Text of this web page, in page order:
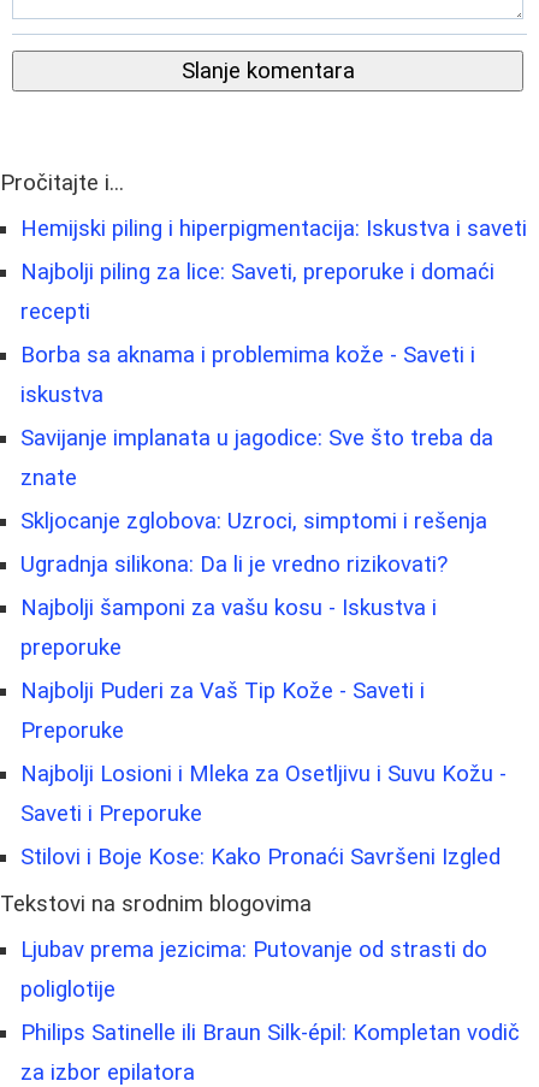
Slanje komentara
Pročitajte i...
Hemijski piling i hiperpigmentacija: Iskustva i saveti
Najbolji piling za lice: Saveti, preporuke i domaći
recepti
Borbа sa aknama i problemima kože - Saveti i
iskustva
Savijanje implanata u jagodice: Sve što treba da
znate
Skljocanje zglobova: Uzroci, simptomi i rešenja
Ugradnja silikona: Da li je vredno rizikovati?
Najbolji šamponi za vašu kosu - Iskustva i
preporuke
Najbolji Puderi za Vaš Tip Kože - Saveti i
Preporuke
Najbolji Losioni i Mleka za Osetljivu i Suvu Kožu -
Saveti i Preporuke
Stilovi i Boje Kose: Kako Pronaći Savršeni Izgled
Tekstovi na srodnim blogovima
Ljubav prema jezicima: Putovanje od strasti do
poliglotije
Philips Satinelle ili Braun Silk‑épil: Kompletan vodič
za izbor epilatora